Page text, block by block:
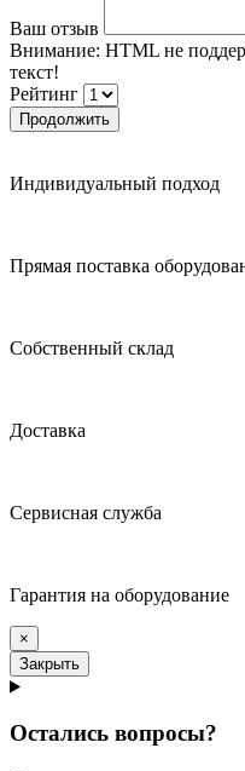
Ваш отзыв
Внимание: HTML не
текст!
Рейтинг
Продолжить
Индивидуальный подход
Прямая поставка
Собственный склад
Доставка
Сервисная служба
Гарантия на оборудование
×
Закрыть
Остались вопросы?